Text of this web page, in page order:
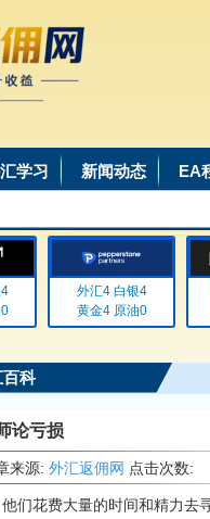
学习 新闻动态 EA
外汇4 白银4
黄金4 原油0
科
论亏损
来源: 外汇返佣网 点击次数:
花费大量的时间和精力去